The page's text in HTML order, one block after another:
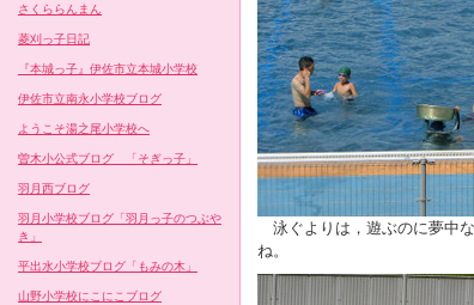
さくららんまん
菱刈っ子日記
『本城っ子』伊佐市立本城小学校
伊佐市立南永小学校ブログ
ようこそ湯之尾小学校へ
曽木小公式ブログ 「そぎっ子」
羽月西ブログ
羽月小学校ブログ「羽月っ子のつぶや
き」
平出水小学校ブログ「もみの木」
山野小学校にこにこブログ
泳ぐよりは，遊ぶのに夢中
ね。